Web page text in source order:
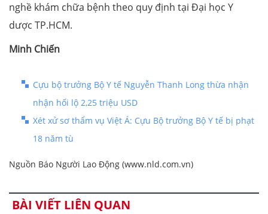
nghề khám chữa bệnh theo quy định tại Đại học Y
dược TP.HCM.
Minh Chiến
Cựu bộ trưởng Bộ Y tế Nguyễn Thanh Long thừa nhận
nhận hối lộ 2,25 triệu USD
Xét xử sơ thẩm vụ Việt Á: Cựu Bộ trưởng Bộ Y tế bị phạt
18 năm tù
Nguồn Báo Người Lao Động (www.nld.com.vn)
BÀI VIẾT LIÊN QUAN